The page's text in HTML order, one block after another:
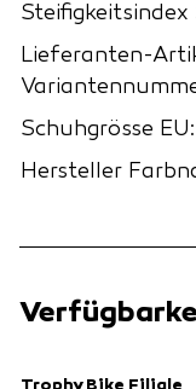
Steifigkeitsindex
Lieferanten-
Schuhgrösse EU:
Hersteller